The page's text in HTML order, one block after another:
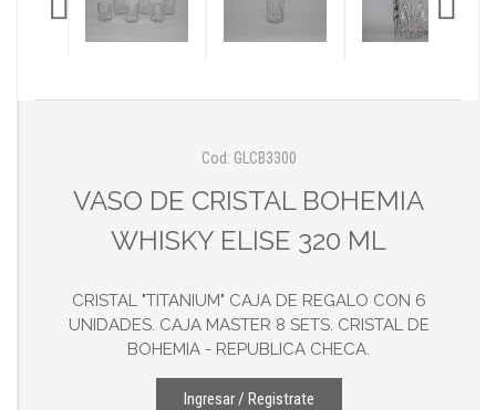
Cod: GLCB3300
VASO DE CRISTAL BOHEMIA
WHISKY ELISE 320 ML
CRISTAL "TITANIUM" CAJA DE REGALO CON 6
UNIDADES. CAJA MASTER 8 SETS. CRISTAL DE
BOHEMIA - REPUBLICA CHECA.
Ingresar / Registrate